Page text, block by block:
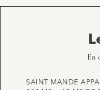
En
SAINT MANDE